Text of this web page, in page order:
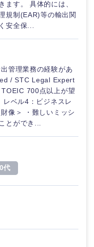
ます。 具体的には、
規制(EAR)等の輸出関
安全保...
管理業務の経験があ
/ STC Legal Expert
700点以上が望
レベル4：ビジネスレ
像＞ ・難しいミッシ
とができ...
代